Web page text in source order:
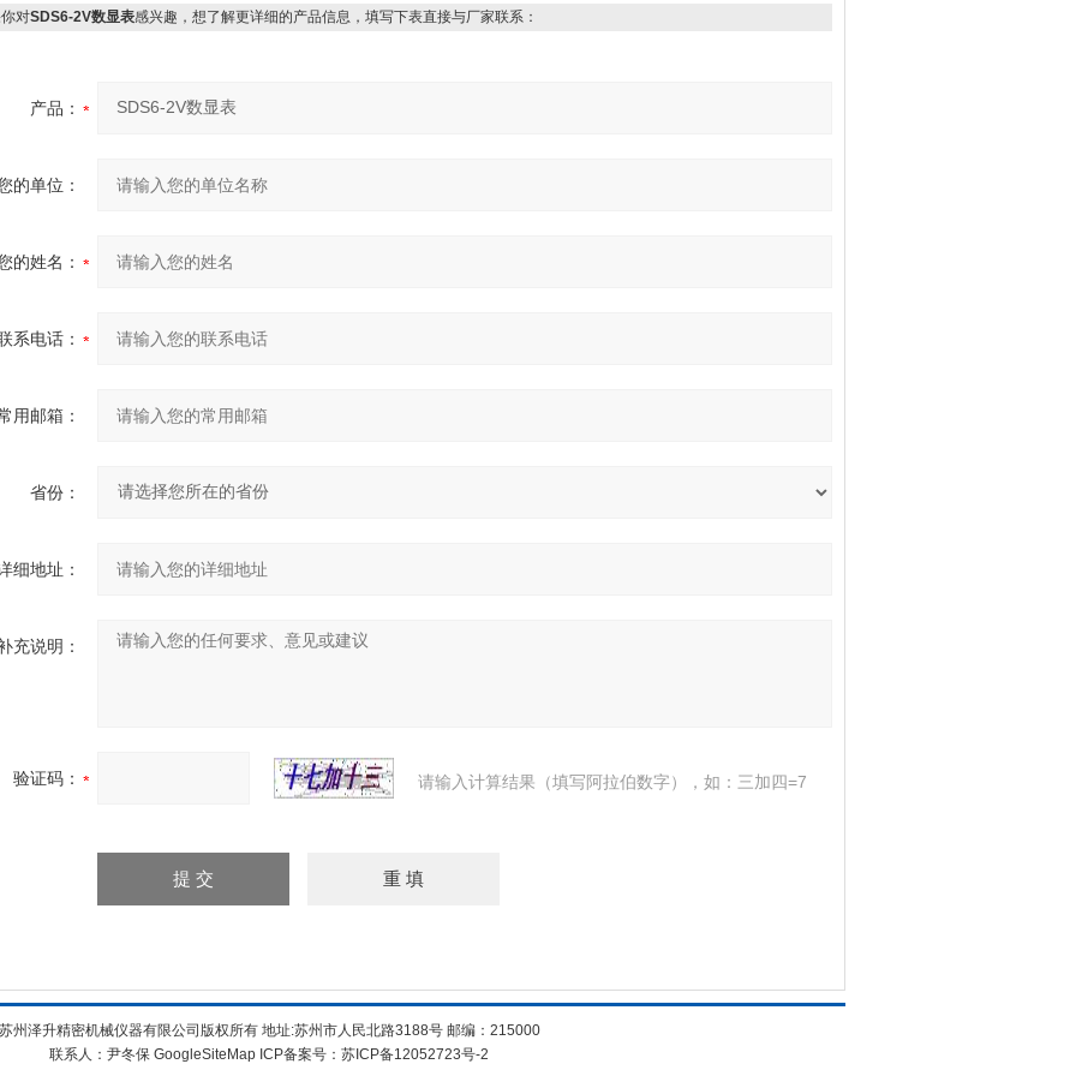
对SDS6-2V数显表感兴趣，想了解更详细的产品信息，填写下表直接与厂家联系：
产品：
的单位：
的姓名：
系电话：
用邮箱：
省份：
细地址：
充说明：
验证码： 请输入计算结果（填写阿拉伯数字），如：三加四=7
州泽升精密机械仪器有限公司版权所有 地址:苏州市人民北路3188号 邮编：215000
联系人：尹冬保 GoogleSiteMap ICP备案号： 苏ICP备12052723号-2